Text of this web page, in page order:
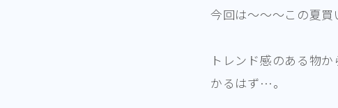
今回は～～～この夏買
トレンド感のある物
かるはず…。